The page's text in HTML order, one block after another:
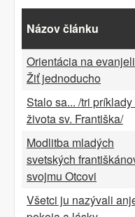
Názov článku
Orientácia na
Žiť jednoducho
Stalo sa... /tri
života sv. Františka/
Modlitba mladých
svetských
svojmu Otcovi
Všetci ju nazývali